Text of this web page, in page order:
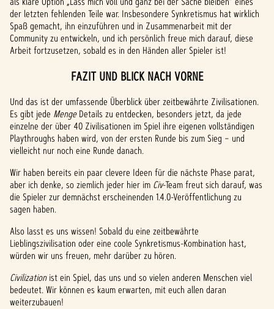
der letzten fehlenden Teile war. Insbesondere Synkretismus hat wirklich
Spaß gemacht, ihn einzuführen und in Zusammenarbeit mit der
Community zu entwickeln, und ich persönlich freue mich darauf, diese
Arbeit fortzusetzen, sobald es in den Händen aller Spieler ist!
FAZIT UND BLICK NACH VORNE
Und das ist der umfassende Überblick über zeitbewährte Zivilisationen.
Es gibt jede MengeDetails zu entdecken, besonders jetzt, da jede
einzelne der über 40 Zivilisationen im Spiel ihre eigenen vollständigen
Playthroughs haben wird, von der ersten Runde bis zum Sieg – und
vielleicht nur noch eine Runde danach.
Wir haben bereits ein paar clevere Ideen für die nächste Phase parat,
aber ich denke, so ziemlich jeder hier im Civ-Team freut sich darauf, was
die Spieler zur demnächst erscheinenden 1.4.0-Veröffentlichung zu
sagen haben.
Also lasst es uns wissen! Sobald du eine zeitbewährte
Lieblingszivilisation oder eine coole Synkretismus-Kombination hast,
würden wir uns freuen, mehr darüber zu hören.
Civilizationist ein Spiel, das uns und so vielen anderen Menschen viel
bedeutet. Wir können es kaum erwarten, mit euch allen daran
weiterzubauen!